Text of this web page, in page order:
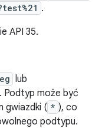
.
API 35.
lub
. Podtyp może być
gwiazdki ( * ), co
podtypu.